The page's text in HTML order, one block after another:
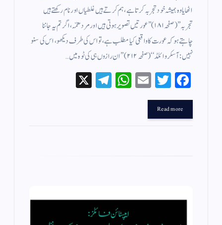
اٹھایا وہ ہمیشہ خود تجربہ کرتا ہے، ہم کرتے ہیں غلطیاں اور نام رکھتے ہیں
تجربہ’’ (صفحہ ۱۸۱)’’ عورتیں تصویر ہوتی ہیں اور مرد معمّہ، اگر تم یہ جاننا
چاہتے ہو کہ عورت کا واقعی کیا مطلب ہے، تو اس کی طرف دیکھو، اس کی سنو
نہیں: آسکروائلڈ ‘‘ (صفحہ ۲۱۲) ’’ ان رازوں ہی کی ٹوہ میں…
Fa
ce
bo
ok
T
wi
r
E
m
W
ha
Te
le
Read more